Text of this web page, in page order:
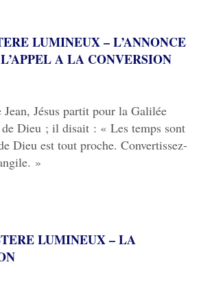
LUMINEUX – L’ANNONCE
A LA CONVERSION
Jésus partit pour la Galilée
Dieu ; il disait : « Les temps sont
Dieu est tout proche. Convertissez-
»
LUMINEUX – LA